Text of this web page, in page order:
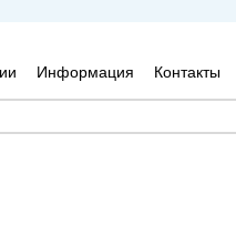
Информация Контакты